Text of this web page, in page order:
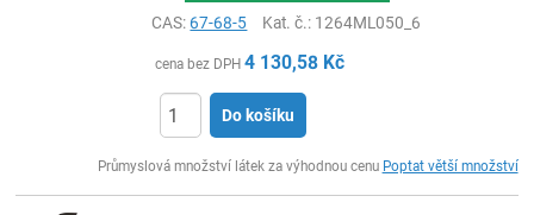
CAS:67-68-5 Kat. č.: 1264ML050_6
cena bez DPH 4 130,58 Kč
Do košíku
Průmyslová množství látek za výhodnou cenu Poptat větší množství